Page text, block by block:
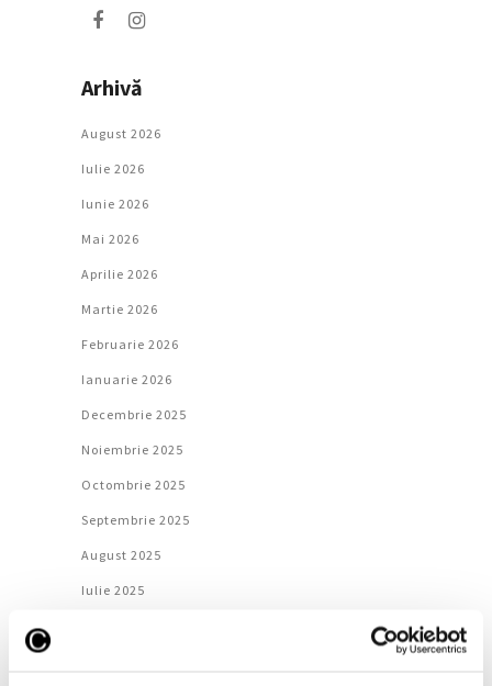
Arhivă
August 2026
Iulie 2026
Iunie 2026
Mai 2026
Aprilie 2026
Martie 2026
Februarie 2026
Ianuarie 2026
Decembrie 2025
Noiembrie 2025
Octombrie 2025
Septembrie 2025
August 2025
Iulie 2025